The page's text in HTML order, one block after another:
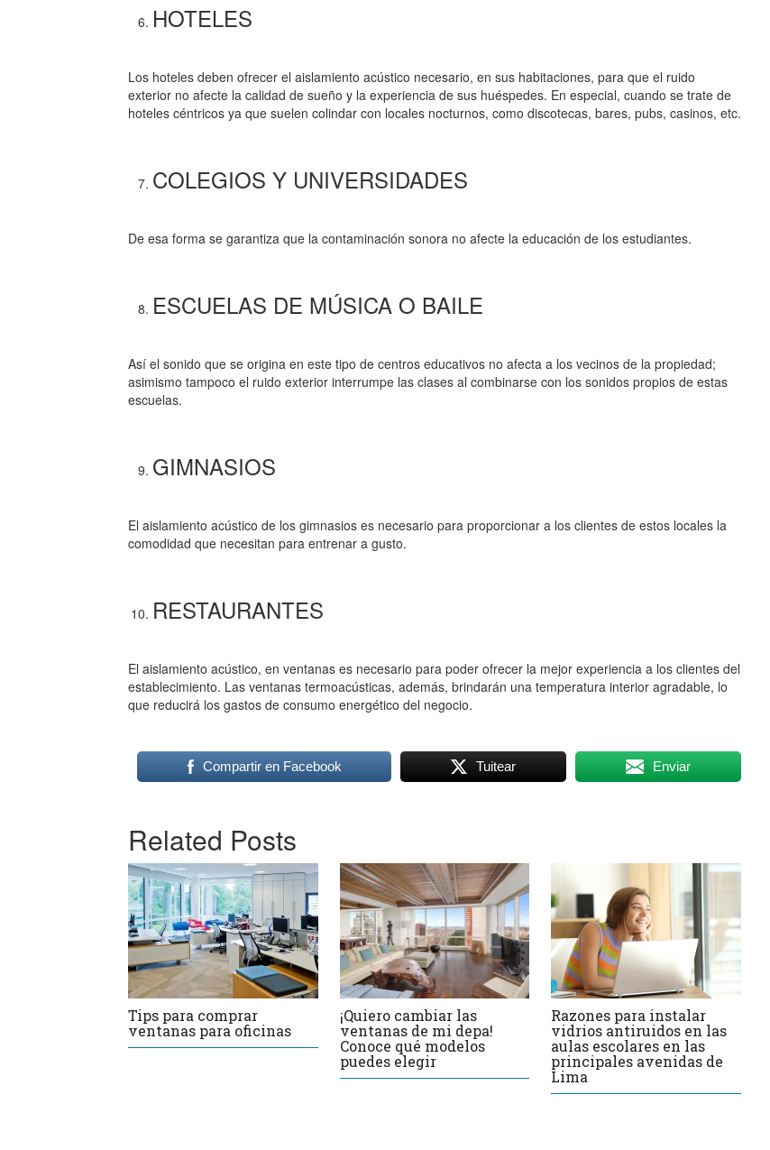
HOTELES
Los hoteles deben ofrecer el aislamiento acústico necesario, en sus habitaciones, para que el ruido
exterior no afecte la calidad de sueño y la experiencia de sus huéspedes. En especial, cuando se trate de
hoteles céntricos ya que suelen colindar con locales nocturnos, como discotecas, bares, pubs, casinos, etc.
COLEGIOS Y UNIVERSIDADES
De esa forma se garantiza que la contaminación sonora no afecte la educación de los estudiantes.
ESCUELAS DE MÚSICA O BAILE
Así el sonido que se origina en este tipo de centros educativos no afecta a los vecinos de la propiedad;
asimismo tampoco el ruido exterior interrumpe las clases al combinarse con los sonidos propios de estas
escuelas.
GIMNASIOS
El aislamiento acústico de los gimnasios es necesario para proporcionar a los clientes de estos locales la
comodidad que necesitan para entrenar a gusto.
RESTAURANTES
El aislamiento acústico, en ventanas es necesario para poder ofrecer la mejor experiencia a los clientes del
establecimiento. Las ventanas termoacústicas, además, brindarán una temperatura interior agradable, lo
que reducirá los gastos de consumo energético del negocio.
Compartir en Facebook Tuitear Enviar
Related Posts
Tips para comprar
ventanas para oficinas
¡Quiero cambiar las
ventanas de mi depa!
Conoce qué modelos
puedes elegir
Razones para instalar
vidrios antiruidos en las
aulas escolares en las
principales avenidas de
Lima